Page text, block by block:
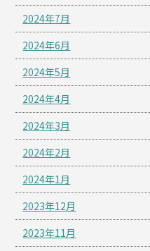
2024年7月
2024年6月
2024年5月
2024年4月
2024年3月
2024年2月
2024年1月
2023年12月
2023年11月